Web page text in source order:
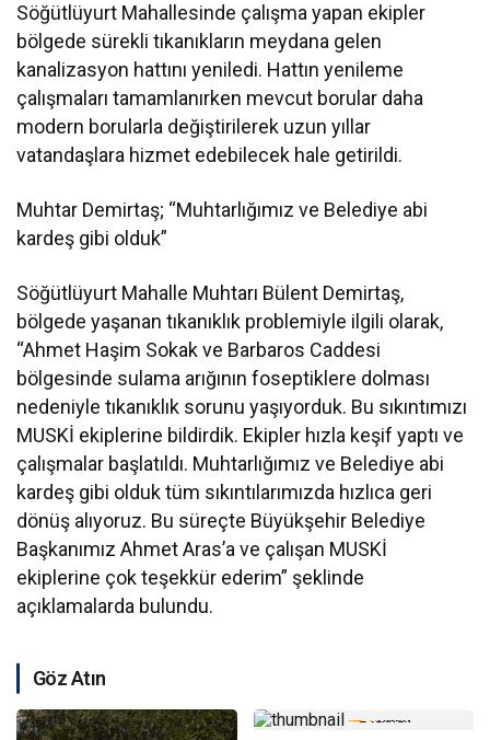
Söğütlüyurt Mahallesinde çalışma yapan ekipler
bölgede sürekli tıkanıkların meydana gelen
kanalizasyon hattını yeniledi. Hattın yenileme
çalışmaları tamamlanırken mevcut borular daha
modern borularla değiştirilerek uzun yıllar
vatandaşlara hizmet edebilecek hale getirildi.
Muhtar Demirtaş; “Muhtarlığımız ve Belediye abi
kardeş gibi olduk”
Söğütlüyurt Mahalle Muhtarı Bülent Demirtaş,
bölgede yaşanan tıkanıklık problemiyle ilgili olarak,
“Ahmet Haşim Sokak ve Barbaros Caddesi
bölgesinde sulama arığının foseptiklere dolması
nedeniyle tıkanıklık sorunu yaşıyorduk. Bu sıkıntımızı
MUSKİ ekiplerine bildirdik. Ekipler hızla keşif yaptı ve
çalışmalar başlatıldı. Muhtarlığımız ve Belediye abi
kardeş gibi olduk tüm sıkıntılarımızda hızlıca geri
dönüş alıyoruz. Bu süreçte Büyükşehir Belediye
Başkanımız Ahmet Aras’a ve çalışan MUSKİ
ekiplerine çok teşekkür ederim” şeklinde
açıklamalarda bulundu.
Göz Atın